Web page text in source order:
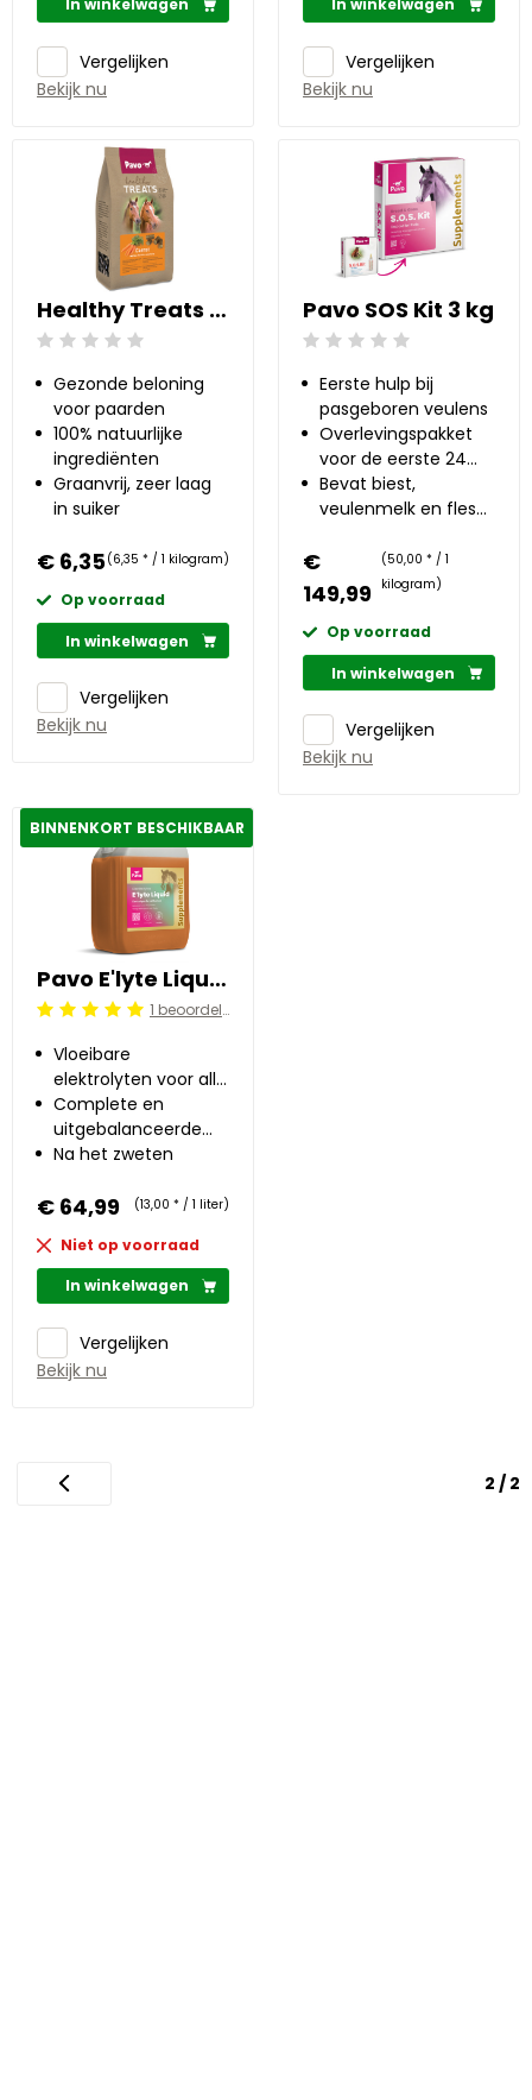
In winkelwagen
Vergelijken
Bekijk nu
In winkelwagen
Vergelijken
Bekijk nu
Healthy Treats - Wortel 1 kg
Beoordeling: 0/5
Gezonde beloning
voor paarden
100% natuurlijke
ingrediënten
Graanvrij, zeer laag
in suiker
€ 6,35(6,35 * / 1 kilogram)
Op voorraad
In winkelwagen
Vergelijken
Bekijk nu
Pavo SOS Kit 3 kg
Beoordeling: 0/5
Eerste hulp bij
pasgeboren veulens
Overlevingspakket
voor de eerste 24
uur
Bevat biest,
veulenmelk en fles
€
149,99
(50,00 * / 1
kilogram)
Op voorraad
In winkelwagen
Vergelijken
Bekijk nu
BINNENKORT BESCHIKBAAR
Pavo E'lyte Liquid 5 l
Beoordeling: 5/5 1 beoordelingen
Vloeibare
elektrolyten voor alle
paarden
Complete en
uitgebalanceerde
elektrolytenmix
Na het zweten
€ 64,99 (13,00 * / 1 liter)
Niet op voorraad
In winkelwagen
Vergelijken
Bekijk nu
2 / 2